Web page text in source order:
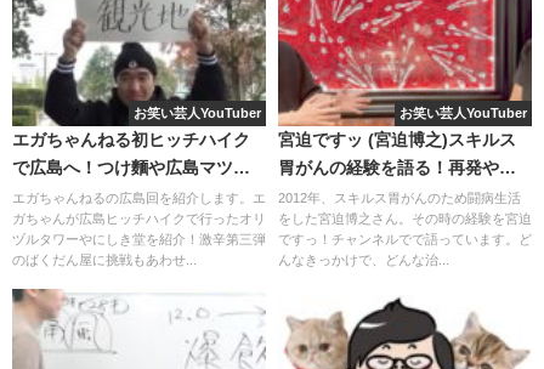
変化なし の安藤なつさんに対し、200g増えたデカキンさ
ん、やはりミステリアスです。笑
ご本人いわく、湿気が関係するようです……。
意図的なのかもしれませんが、どちらの動画でも全く同じ
案外、お似合いなのかも?笑
結果、いずれの動画においても見られる
仲睦まじい様子
が、彼女説を後押ししている要因と思われます。
---------------
デカキンさんの交際歴に何かあったとしたら、2018年6月
上旬～2022年2月上旬の間でしょうが、それ以上は分かり
ませんでした 。
今も同じ一般人女性の方とお付き合いしているのかもしれ
ません。
今から半年ほど前に撮影された動画の山本さんとの会話
お笑い芸人YouTuber
エガちゃんねる初ヒッチハイク
で広島へ！つけ麵や広島マツダ
球場など行った場所まとめ！
エガちゃんねるの広島回を紹介します。エ
ガちゃんが広島ヒッチハイクで行ったオリ
ヅルタワーやにしき堂を紹介！激辛第三弾
のばくだん屋に挑戦もあわせ...
お笑い芸人YouTuber
宮迫ですッ (宮迫博之)スキルス
胃がんの経験を語る！再発や余
命についても言及？
2012年、スキルス胃がんのため闘病生活
をした宮迫博之さん。その時の経験を宮迫
ですっ！チャンネルでで語っています。ど
んなきっかけで、どんな治...